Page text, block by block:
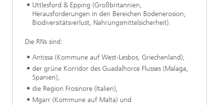
Uttlesford & Epping (Großbritannien,
Herausforderungen in den Bereichen Bodenerosion,
Biodiversitätsverlust, Nahrungsmittelsicherheit).
Die RNs sind:
Antissa (Kommune auf West-Lesbos, Griechenland),
der grüne Korridor des Guadalhorce Flusses (Malaga,
Spanien),
die Region Frosinore (Italien),
Mgarr (Kommune auf Malta) und